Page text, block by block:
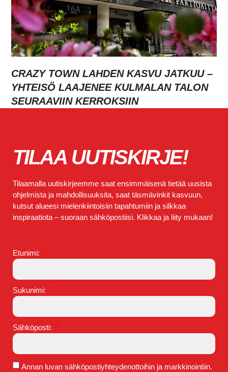
CRAZY TOWN LAHDEN KASVU JATKUU –
YHTEISÖ LAAJENEE KULMALAN TALON
SEURAAVIIN KERROKSIIN
TILAA UUTISKIRJE!
Tilaamalla uutiskirjeemme saat ensimmäisenä tietää uusista
ohjelmista ja mahdollisuuksita, saat täsmävinkit kasvuun,
kutsut alueesi mielenkiintoisiin tapahtumiin ja silkkaa
inspiraatiota – suoraan sähköpostiisi. Klikkaa ja liity mukaan!
Etunimi:
Sukunimi:
Sähköposti:
Annan luvan sähköpostiyhteydenottoihin ja markkinointiin.